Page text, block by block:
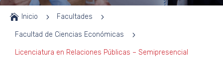
 Inicio 5 Facultades 5
Facultad de Ciencias Económicas 5
Licenciatura en Relaciones Públicas – Semipresencial